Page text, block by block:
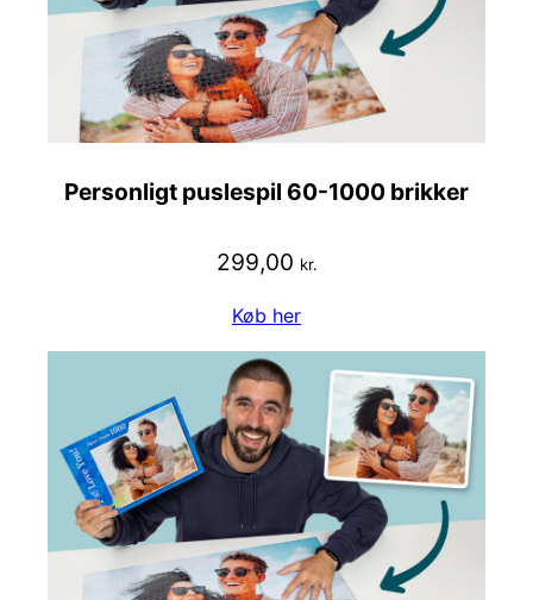
Personligt puslespil 60-1000 brikker
299,00 kr.
Køb her